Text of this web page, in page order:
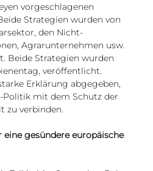
vorgeschlagenen
Strategien wurden von
den Nicht-
, Agrarunternehmen usw.
Beide Strategien wurden
veröffentlicht.
Erklärung abgegeben,
Politik mit dem Schutz der
zu verbinden.
gesündere europäische